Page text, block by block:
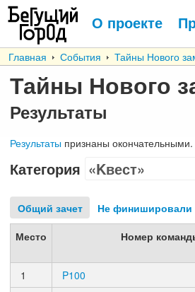
О проекте
Главная События Тайны Нового
Тайны Нового
Результаты
Результаты признаны окончательными.
Категория
Общий зачет Не финишировали
Место Номер
1
P100